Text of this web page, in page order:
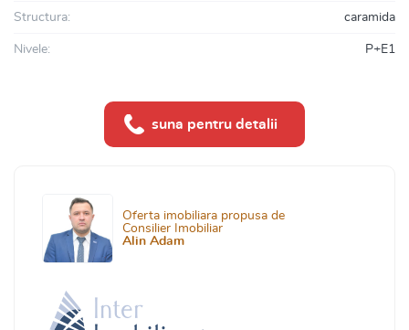
Structura: caramida
Nivele: P+E1
suna pentru detalii
Oferta imobiliara propusa de
Consilier Imobiliar
Alin Adam